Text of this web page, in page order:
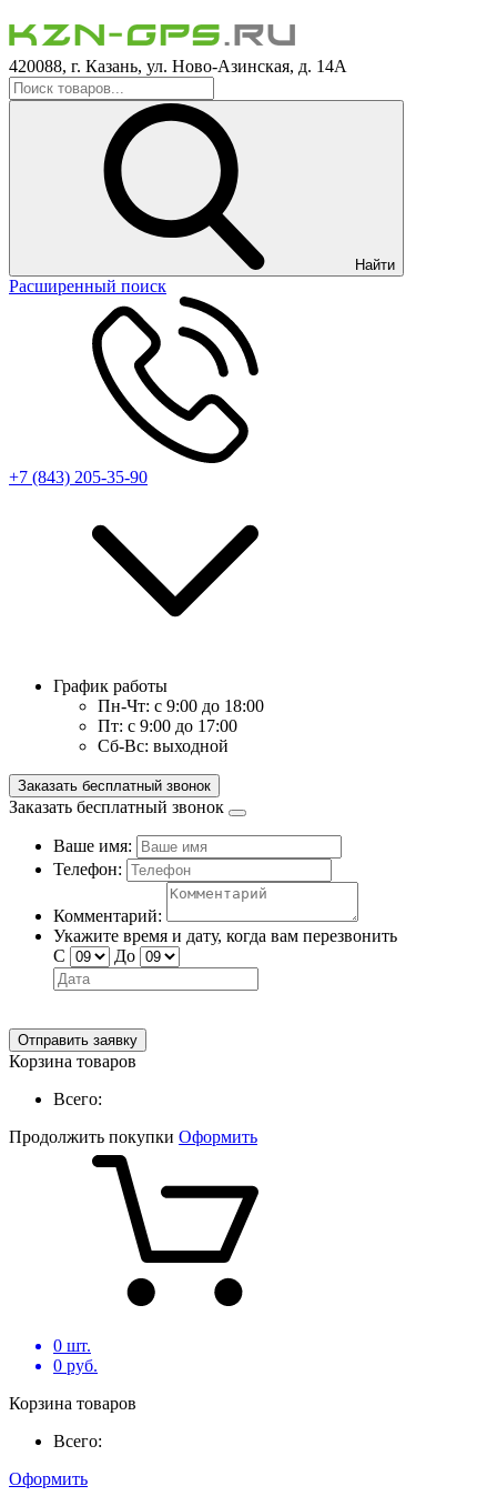
420088, г. Казань, ул. Ново-Азинская, д. 14А
Найти
Расширенный поиск
+7 (843) 205-35-90
График работы
Пн-Чт: с 9:00 до 18:00
Пт: с 9:00 до 17:00
Сб-Вс: выходной
Заказать бесплатный звонок
Заказать бесплатный звонок
Ваше имя:
Телефон:
Комментарий:
Укажите время и дату, когда вам перезвонить
С
До
Отправить заявку
Корзина товаров
Всего:
Продолжить покупки Оформить
0 шт.
0 руб.
Корзина товаров
Всего:
Оформить